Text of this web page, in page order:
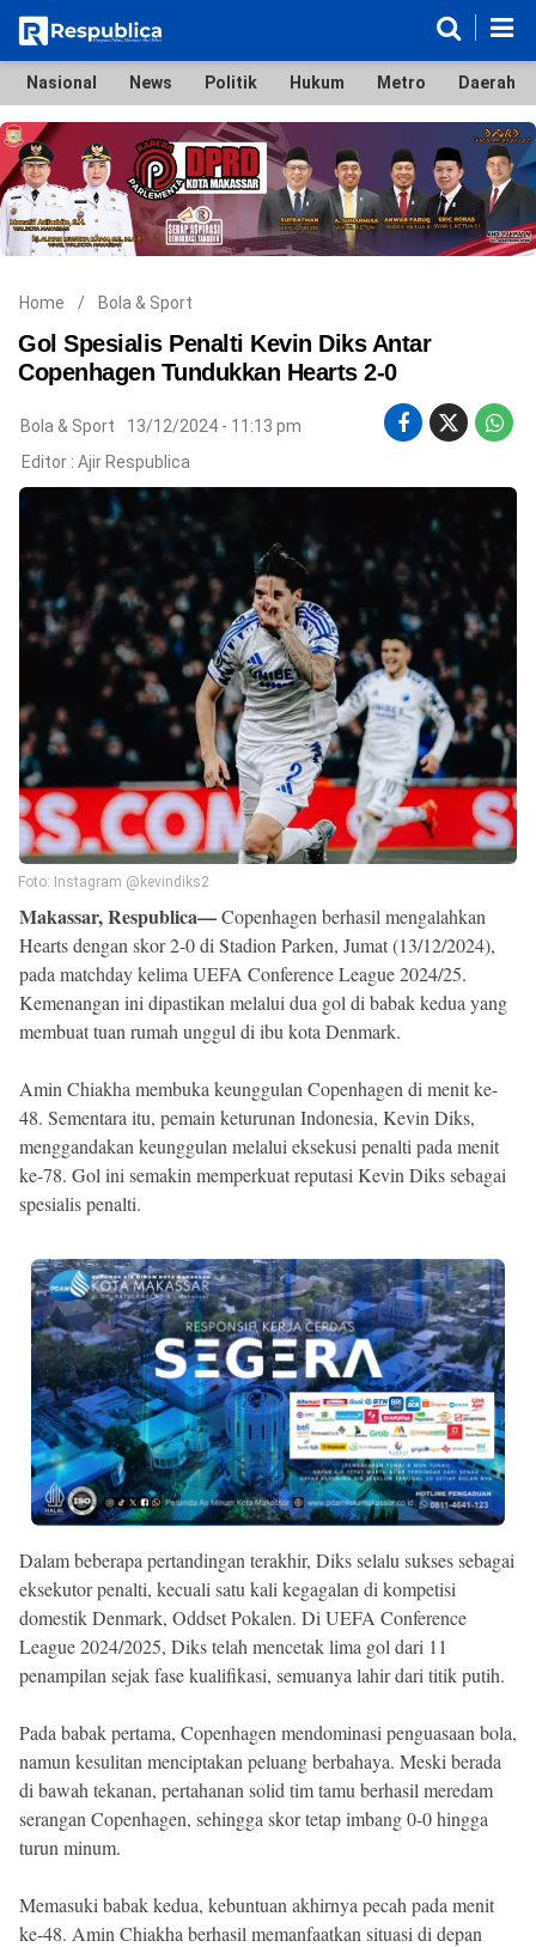
Nasional
News
Politik
Hukum
Metro
Daerah
Ekonomi & Bisnis
Lifestyle
Otomotif
Bola & Sport
Edukasi
Tokoh
Hiburan
©
Copyright
2026
Respublica
.
Nasional News Politik Hukum Metro Daerah
Home / Bola & Sport
Gol Spesialis Penalti Kevin Diks Antar
Copenhagen Tundukkan Hearts 2-0
Bola & Sport
13/12/2024 - 11:13 pm
Editor : Ajir Respublica
Foto: Instagram @kevindiks2
Makassar, Respublica—Copenhagen berhasil mengalahkan
Hearts dengan skor 2-0 di Stadion Parken, Jumat (13/12/2024),
pada matchday kelima UEFA Conference League 2024/25.
Kemenangan ini dipastikan melalui dua gol di babak kedua yang
membuat tuan rumah unggul di ibu kota Denmark.
Amin Chiakha membuka keunggulan Copenhagen di menit ke-
48. Sementara itu, pemain keturunan Indonesia, Kevin Diks,
menggandakan keunggulan melalui eksekusi penalti pada menit
ke-78. Gol ini semakin memperkuat reputasi Kevin Diks sebagai
spesialis penalti.
Dalam beberapa pertandingan terakhir, Diks selalu sukses sebagai
eksekutor penalti, kecuali satu kali kegagalan di kompetisi
domestik Denmark, Oddset Pokalen. Di UEFA Conference
League 2024/2025, Diks telah mencetak lima gol dari 11
penampilan sejak fase kualifikasi, semuanya lahir dari titik putih.
Pada babak pertama, Copenhagen mendominasi penguasaan bola,
namun kesulitan menciptakan peluang berbahaya. Meski berada
di bawah tekanan, pertahanan solid tim tamu berhasil meredam
serangan Copenhagen, sehingga skor tetap imbang 0-0 hingga
turun minum.
Memasuki babak kedua, kebuntuan akhirnya pecah pada menit
ke-48. Amin Chiakha berhasil memanfaatkan situasi di depan